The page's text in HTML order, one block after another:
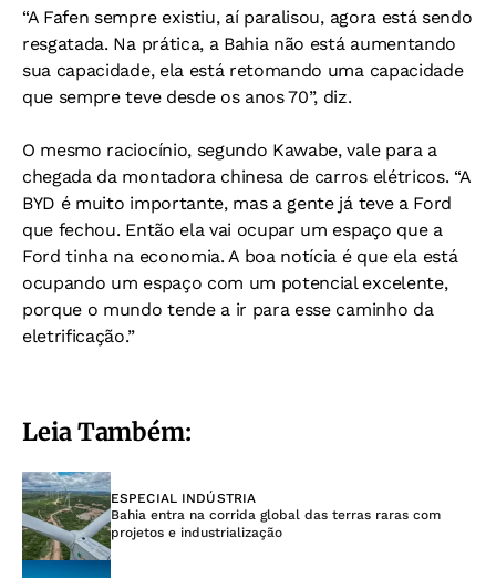
“A Fafen sempre existiu, aí paralisou, agora está sendo
resgatada. Na prática, a Bahia não está aumentando
sua capacidade, ela está retomando uma capacidade
que sempre teve desde os anos 70”, diz.
O mesmo raciocínio, segundo Kawabe, vale para a
chegada da montadora chinesa de carros elétricos. “A
BYD é muito importante, mas a gente já teve a Ford
que fechou. Então ela vai ocupar um espaço que a
Ford tinha na economia. A boa notícia é que ela está
ocupando um espaço com um potencial excelente,
porque o mundo tende a ir para esse caminho da
eletrificação.”
Leia Também:
ESPECIAL INDÚSTRIA
Bahia entra na corrida global das terras raras com
projetos e industrialização